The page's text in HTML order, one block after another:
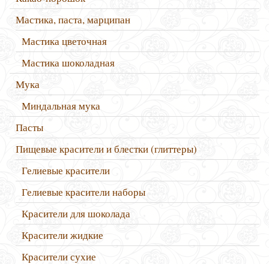
Мастика, паста, марципан
Мастика цветочная
Мастика шоколадная
Мука
Миндальная мука
Пасты
Пищевые красители и блестки (глиттеры)
Гелиевые красители
Гелиевые красители наборы
Красители для шоколада
Красители жидкие
Красители сухие